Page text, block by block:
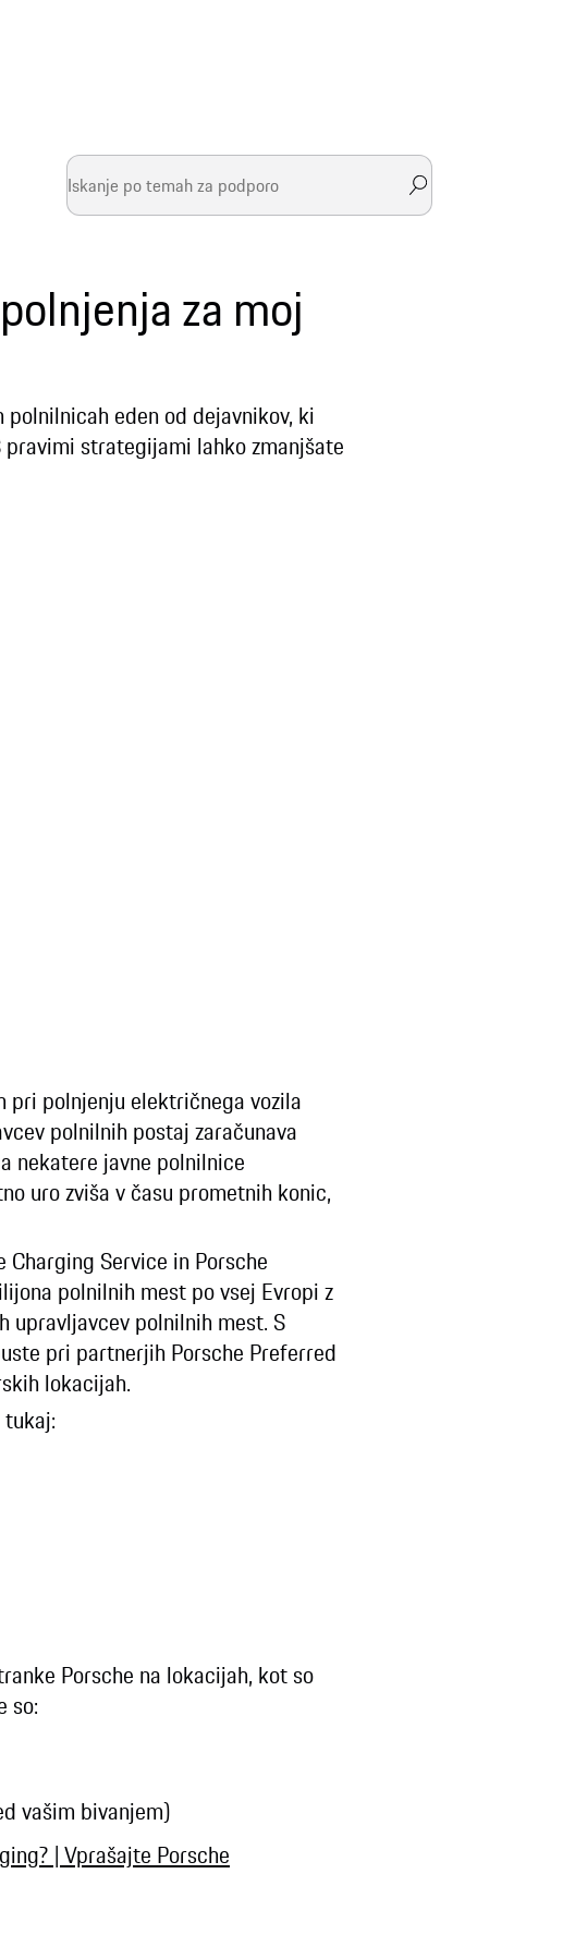
za moj
eden od dejavnikov, ki
strategijami lahko zmanjšate
pri polnjenju električnega vozila
polnilnih postaj zaračunava
nekatere javne polnilnice
uro zviša v času prometnih konic,
Service in Porsche
polnilnih mest po vsej Evropi z
upravljavcev polnilnih mest. S
pri partnerjih Porsche Preferred
lokacijah.
Porsche na lokacijah, kot so
so:
vašim bivanjem)
| Vprašajte Porsche